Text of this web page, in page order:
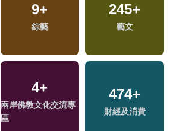
9+
綜藝
245+
藝文
4+
兩岸佛教文化交流專
區
474+
財經及消費